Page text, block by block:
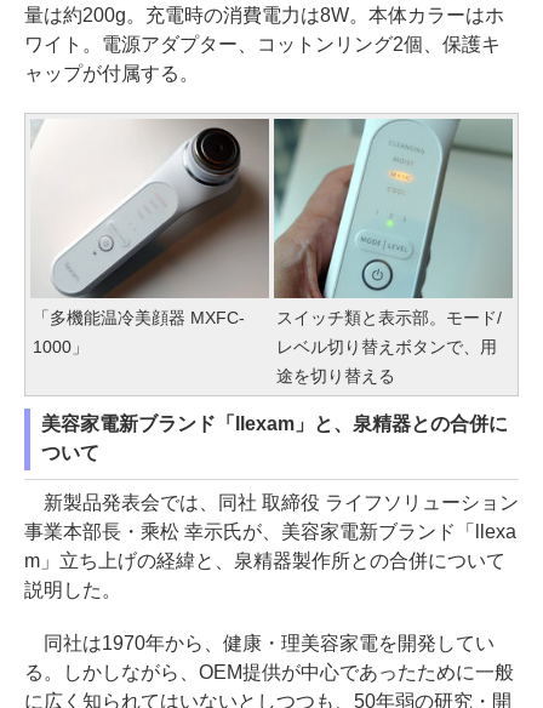
量は約200g。充電時の消費電力は8W。本体カラーはホ
ワイト。電源アダプター、コットンリング2個、保護キ
ャップが付属する。
「多機能温冷美顔器 MXFC-
1000」
スイッチ類と表示部。モード/
レベル切り替えボタンで、用
途を切り替える
美容家電新ブランド「llexam」と、泉精器との合併に
ついて
新製品発表会では、同社 取締役 ライフソリューション
事業本部長・乘松 幸示氏が、美容家電新ブランド「llexa
m」立ち上げの経緯と、泉精器製作所との合併について
説明した。
同社は1970年から、健康・理美容家電を開発してい
る。しかしながら、OEM提供が中心であったために一般
に広く知られてはいないとしつつも、50年弱の研究・開